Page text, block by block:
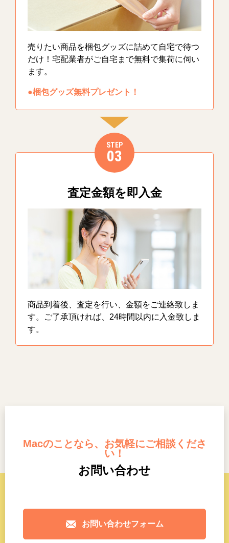
売りたい商品を梱包グッズに詰めて自宅で待つ
だけ！宅配業者がご自宅まで無料で集荷に伺い
ます。
●梱包グッズ無料プレゼント！
STEP
03
査定金額を即入金
商品到着後、査定を行い、金額をご連絡致しま
す。ご了承頂ければ、24時間以内に入金致しま
す。
Macのことなら、お気軽にご相談くださ
い！
お問い合わせ
お問い合わせフォーム